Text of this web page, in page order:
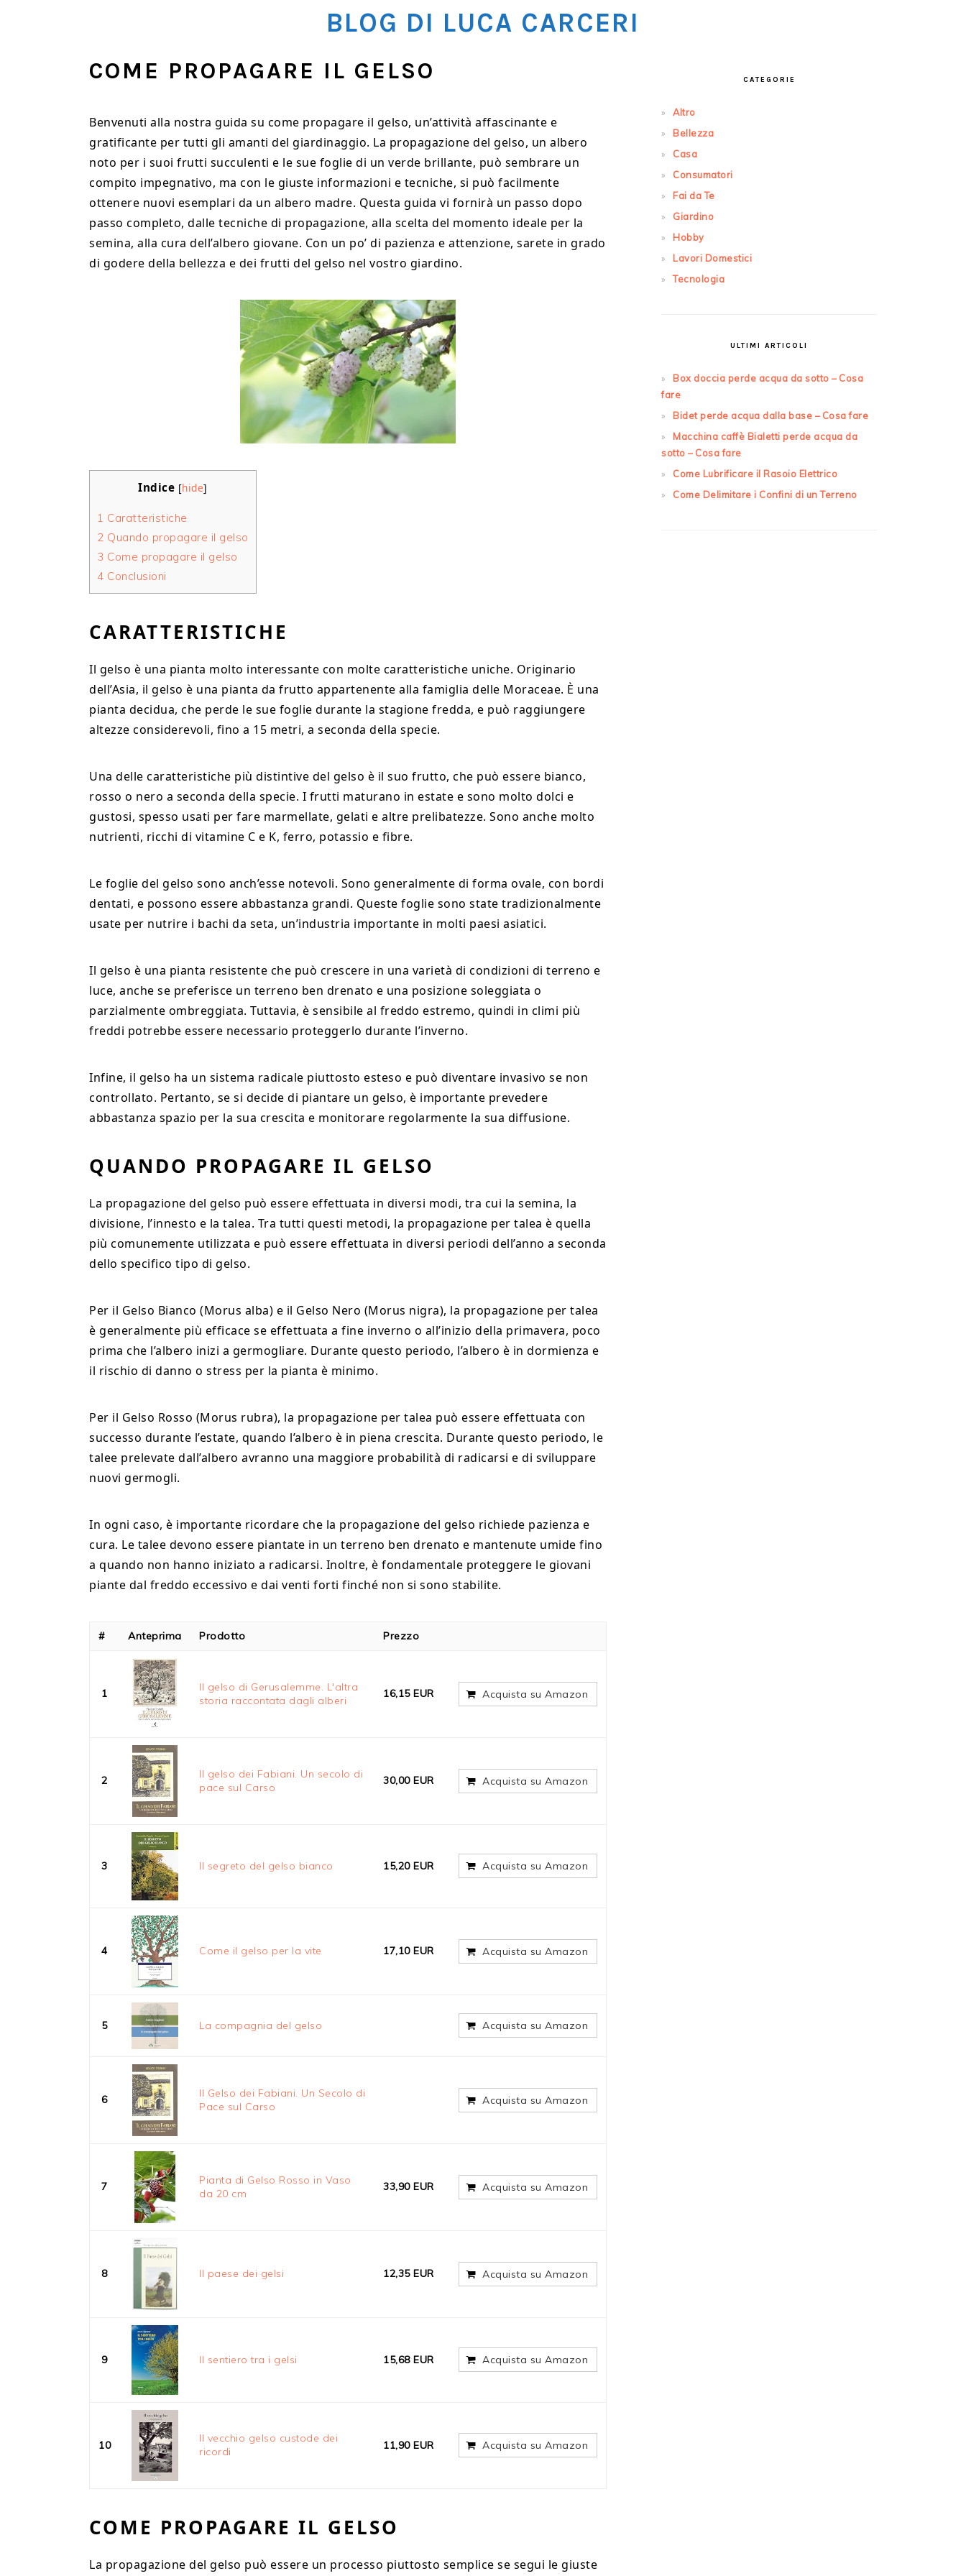
BLOG DI LUCA CARCERI
COME PROPAGARE IL GELSO
Benvenuti alla nostra guida su come propagare il gelso, un’attività affascinante e
gratificante per tutti gli amanti del giardinaggio. La propagazione del gelso, un albero
noto per i suoi frutti succulenti e le sue foglie di un verde brillante, può sembrare un
compito impegnativo, ma con le giuste informazioni e tecniche, si può facilmente
ottenere nuovi esemplari da un albero madre. Questa guida vi fornirà un passo dopo
passo completo, dalle tecniche di propagazione, alla scelta del momento ideale per la
semina, alla cura dell’albero giovane. Con un po’ di pazienza e attenzione, sarete in grado
di godere della bellezza e dei frutti del gelso nel vostro giardino.
Indice [hide]
1 Caratteristiche
2 Quando propagare il gelso
3 Come propagare il gelso
4 Conclusioni
CARATTERISTICHE
Il gelso è una pianta molto interessante con molte caratteristiche uniche. Originario
dell’Asia, il gelso è una pianta da frutto appartenente alla famiglia delle Moraceae. È una
pianta decidua, che perde le sue foglie durante la stagione fredda, e può raggiungere
altezze considerevoli, fino a 15 metri, a seconda della specie.
Una delle caratteristiche più distintive del gelso è il suo frutto, che può essere bianco,
rosso o nero a seconda della specie. I frutti maturano in estate e sono molto dolci e
gustosi, spesso usati per fare marmellate, gelati e altre prelibatezze. Sono anche molto
nutrienti, ricchi di vitamine C e K, ferro, potassio e fibre.
Le foglie del gelso sono anch’esse notevoli. Sono generalmente di forma ovale, con bordi
dentati, e possono essere abbastanza grandi. Queste foglie sono state tradizionalmente
usate per nutrire i bachi da seta, un’industria importante in molti paesi asiatici.
Il gelso è una pianta resistente che può crescere in una varietà di condizioni di terreno e
luce, anche se preferisce un terreno ben drenato e una posizione soleggiata o
parzialmente ombreggiata. Tuttavia, è sensibile al freddo estremo, quindi in climi più
freddi potrebbe essere necessario proteggerlo durante l’inverno.
Infine, il gelso ha un sistema radicale piuttosto esteso e può diventare invasivo se non
controllato. Pertanto, se si decide di piantare un gelso, è importante prevedere
abbastanza spazio per la sua crescita e monitorare regolarmente la sua diffusione.
QUANDO PROPAGARE IL GELSO
La propagazione del gelso può essere effettuata in diversi modi, tra cui la semina, la
divisione, l’innesto e la talea. Tra tutti questi metodi, la propagazione per talea è quella
più comunemente utilizzata e può essere effettuata in diversi periodi dell’anno a seconda
dello specifico tipo di gelso.
Per il Gelso Bianco (Morus alba) e il Gelso Nero (Morus nigra), la propagazione per talea
è generalmente più efficace se effettuata a fine inverno o all’inizio della primavera, poco
prima che l’albero inizi a germogliare. Durante questo periodo, l’albero è in dormienza e
il rischio di danno o stress per la pianta è minimo.
Per il Gelso Rosso (Morus rubra), la propagazione per talea può essere effettuata con
successo durante l’estate, quando l’albero è in piena crescita. Durante questo periodo, le
talee prelevate dall’albero avranno una maggiore probabilità di radicarsi e di sviluppare
nuovi germogli.
In ogni caso, è importante ricordare che la propagazione del gelso richiede pazienza e
cura. Le talee devono essere piantate in un terreno ben drenato e mantenute umide fino
a quando non hanno iniziato a radicarsi. Inoltre, è fondamentale proteggere le giovani
piante dal freddo eccessivo e dai venti forti finché non si sono stabilite.
# Anteprima Prodotto Prezzo
1
Il gelso di Gerusalemme. L'altra
storia raccontata dagli alberi
16,15 EUR Acquista su Amazon
2
Il gelso dei Fabiani. Un secolo di
pace sul Carso
30,00 EUR Acquista su Amazon
3 Il segreto del gelso bianco 15,20 EUR Acquista su Amazon
4 Come il gelso per la vite 17,10 EUR Acquista su Amazon
5 La compagnia del gelso Acquista su Amazon
6
Il Gelso dei Fabiani. Un Secolo di
Pace sul Carso
Acquista su Amazon
7
Pianta di Gelso Rosso in Vaso
da 20 cm
33,90 EUR Acquista su Amazon
8 Il paese dei gelsi 12,35 EUR Acquista su Amazon
9 Il sentiero tra i gelsi 15,68 EUR Acquista su Amazon
10
Il vecchio gelso custode dei
ricordi
11,90 EUR Acquista su Amazon
COME PROPAGARE IL GELSO
La propagazione del gelso può essere un processo piuttosto semplice se segui le giuste
CATEGORIE
Altro
Bellezza
Casa
Consumatori
Fai da Te
Giardino
Hobby
Lavori Domestici
Tecnologia
ULTIMI ARTICOLI
Box doccia perde acqua da sotto​ – Cosa
fare
Bidet perde acqua dalla base​ – Cosa fare
Macchina caffè Bialetti perde acqua da
sotto​ – Cosa fare
Come Lubrificare il Rasoio Elettrico
Come Delimitare i Confini di un Terreno